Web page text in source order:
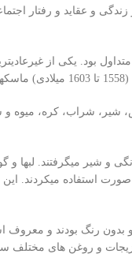
و عقاید و رفتار
بود. یکی از
شراب، کره، میوه و
توت فرنگی و شیر
استفاده میکردند.
بدون رنگ بودند و
و روغن های مختلف